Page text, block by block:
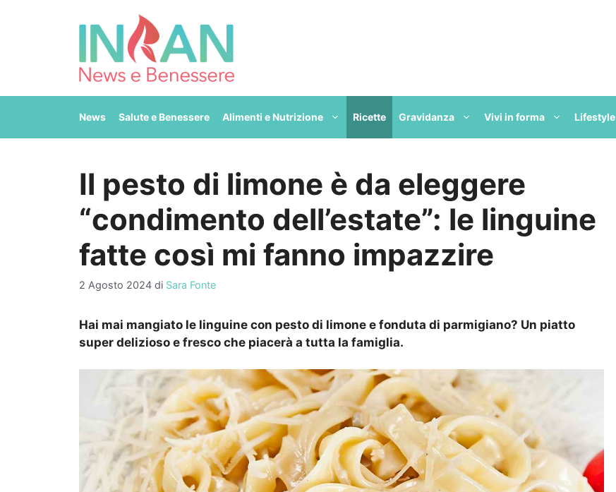
News Salute e Benessere Alimenti e Nutrizione Ricette Gravidanza Vivi in forma Lifestyle
Il pesto di limone è da eleggere
“condimento dell’estate”: le linguine
fatte così mi fanno impazzire
2 Agosto 2024 di Sara Fonte
Hai mai mangiato le linguine con pesto di limone e fonduta di parmigiano? Un piatto
super delizioso e fresco che piacerà a tutta la famiglia.